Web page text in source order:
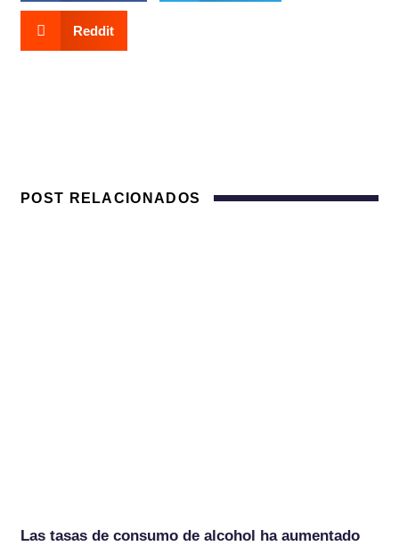
Reddit
POST RELACIONADOS
Las tasas de consumo de alcohol ha aumentado